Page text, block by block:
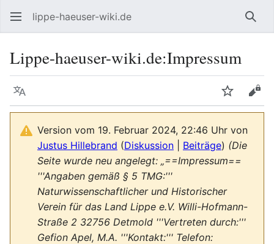
lippe-haeuser-wiki.de
Lippe-haeuser-wiki.de:Impressum
Sprache
Version vom 19. Februar 2024, 22:46 Uhr von
Justus Hillebrand (Diskussion Beiträge) (Die
Seite wurde neu angelegt: „==Impressum==
'''Angaben gemäß § 5 TMG:'''
Naturwissenschaftlicher und Historischer
Verein für das Land Lippe e.V. Willi-Hofmann-
Straße 2 32756 Detmold '''Vertreten durch:'''
Gefion Apel, M.A. '''Kontakt:''' Telefon: